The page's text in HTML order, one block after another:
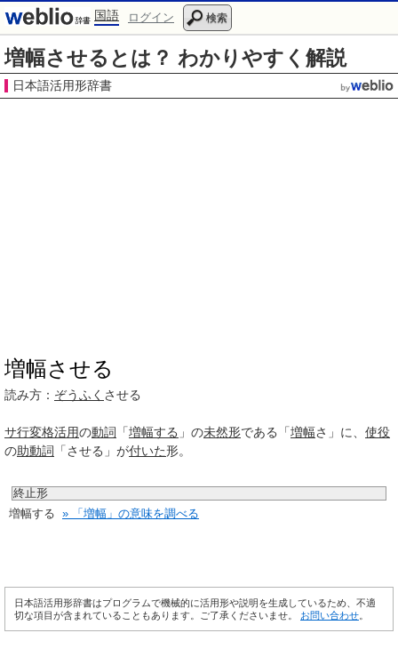
国語 ログイン 検索
増幅させるとは？ わかりやすく解説
日本語活用形辞書
増幅させる
読み方： ぞうふく させる
サ行変格活用の動詞 「増幅する 」の未然形である「増幅さ」に、 使役
の助動詞 「させる」が付いた形。
終止形
増幅する » 「増幅」の意味を調べる
日本語活用形辞書はプログラムで機械的に活用形や説明を生成しているため、不適
切な項目が含まれていることもあります。ご了承くださいませ。 お問い合わせ